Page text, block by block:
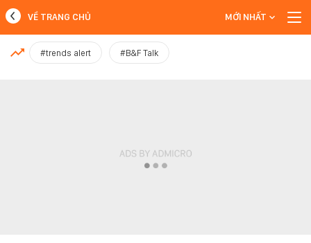
MỚI NHẤT
VỀ TRANG CHỦ MỚI NHẤT
#trends alert #B&F Talk